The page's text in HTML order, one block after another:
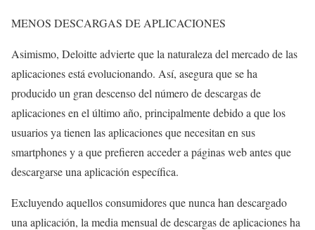
MENOS DESCARGAS DE APLICACIONES
Asimismo, Deloitte advierte que la naturaleza del mercado de las
aplicaciones está evolucionando. Así, asegura que se ha
producido un gran descenso del número de descargas de
aplicaciones en el último año, principalmente debido a que los
usuarios ya tienen las aplicaciones que necesitan en sus
smartphones y a que prefieren acceder a páginas web antes que
descargarse una aplicación específica.
Excluyendo aquellos consumidores que nunca han descargado
una aplicación, la media mensual de descargas de aplicaciones ha